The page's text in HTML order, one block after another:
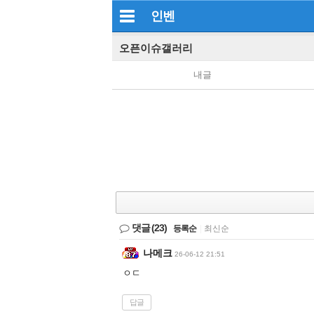
인벤
오픈이슈갤러리
내글
댓글(23) 등록순 최신순
나메크 26-06-12 21:51
ㅇㄷ
답글